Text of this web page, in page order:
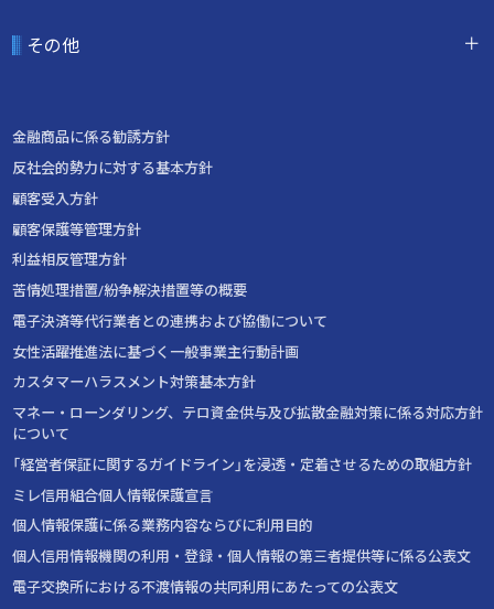
その他
金融商品に係る勧誘方針
反社会的勢力に対する基本方針
顧客受入方針
顧客保護等管理方針
利益相反管理方針
苦情処理措置/紛争解決措置等の概要
電子決済等代行業者との連携および協働について
女性活躍推進法に基づく一般事業主行動計画
カスタマーハラスメント対策基本方針
マネー・ローンダリング、テロ資金供与及び拡散金融対策に係る対応方針
について
「経営者保証に関するガイドライン」を浸透・定着させるための取組方針
ミレ信用組合個人情報保護宣言
個人情報保護に係る業務内容ならびに利用目的
個人信用情報機関の利用・登録・個人情報の第三者提供等に係る公表文
電子交換所における不渡情報の共同利用にあたっての公表文